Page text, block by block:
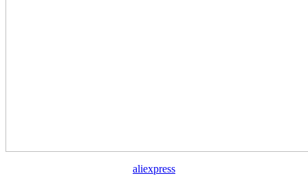
aliexpress